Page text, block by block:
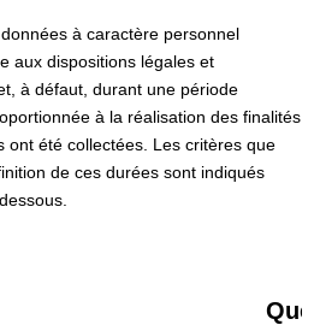
à caractère personnel
aux dispositions légales et
à défaut, durant une période
à la réalisation des finalités
ont été collectées. Les critères que
de ces durées sont indiqués